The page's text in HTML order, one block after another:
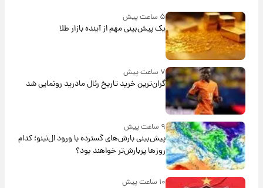
۵ ساعت پیش
یک پیش‌بینی مهم از آینده بازار طلا
۷ ساعت پیش
گران‌ترین خرید تاریخ رئال مادرید رونمایی شد
۹ ساعت پیش
پیش‌بینی بارش‌های گسترده با ورود ال‌نینو؛ کدام
روزها پربارش‌تر خواهند بود؟
۱۰ ساعت پیش